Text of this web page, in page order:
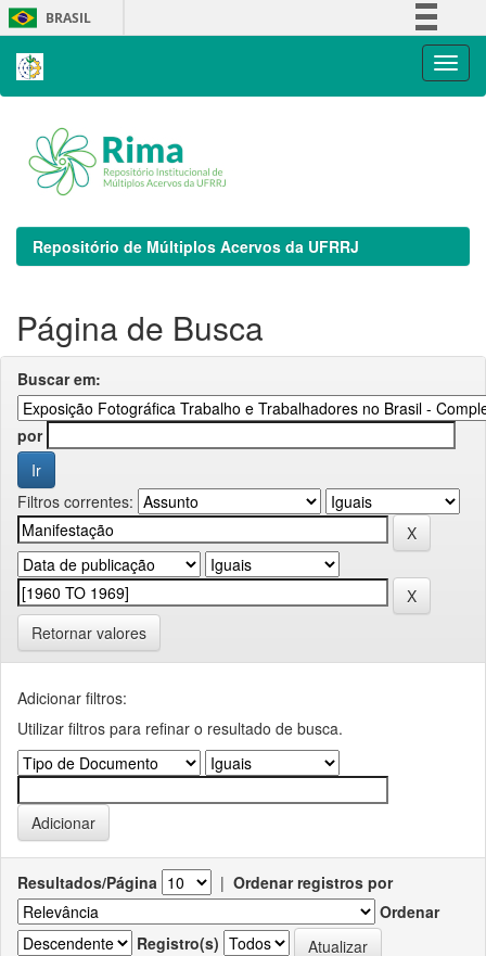
Skip
navigation
BRASIL
Repositório de Múltiplos Acervos da UFRRJ
Página de Busca
Buscar em:
por
Filtros correntes:
Retornar valores
Adicionar filtros:
Utilizar filtros para refinar o resultado de busca.
Resultados/Página | Ordenar registros por
Ordenar
Registro(s)